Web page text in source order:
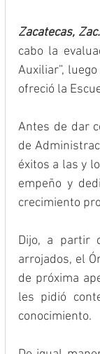
Zacatecas,
cabo la
Auxiliar”,
ofreció la
Antes de dar
de
éxitos a las y
empeño y
crecimiento
Dijo, a partir
arrojados, el
de próxima
les pidió
conocimiento.